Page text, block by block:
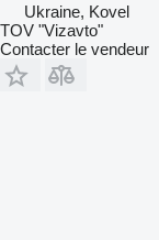
Ukraine, Kovel
TOV "Vizavto"
Contacter le vendeur